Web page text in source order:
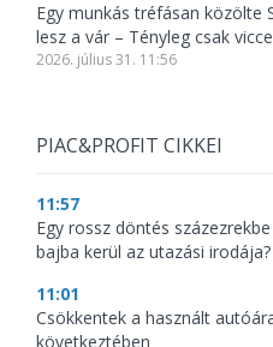
Egy munkás tréfásan közölte
lesz a vár – Tényleg csak
2026. július 31. 11:56
PIAC&PROFIT CIKKEI
11:57
Egy rossz döntés
bajba kerül az utazási irodája?
11:01
Csökkentek a használt
következtében